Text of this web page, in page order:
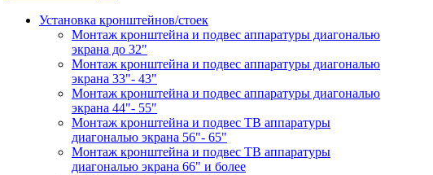
Установка кронштейнов/стоек
Монтаж кронштейна и подвес аппаратуры диагональю
экрана до 32"
Монтаж кронштейна и подвес аппаратуры диагональю
экрана 33"- 43"
Монтаж кронштейна и подвес аппаратуры диагональю
экрана 44"- 55"
Монтаж кронштейна и подвес ТВ аппаратуры
диагональю экрана 56"- 65"
Монтаж кронштейна и подвес ТВ аппаратуры
диагональю экрана 66" и более